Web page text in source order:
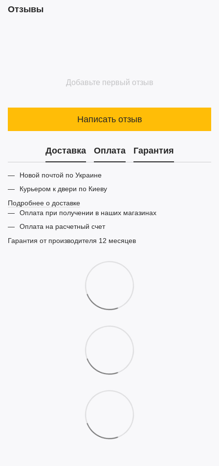
Отзывы
Добавьте первый отзыв
Написать отзыв
Доставка Оплата Гарантия
Новой почтой по Украине
Курьером к двери по Киеву
Подробнее о доставке
Оплата при получении в наших магазинах
Оплата на расчетный счет
Гарантия от производителя 12 месяцев